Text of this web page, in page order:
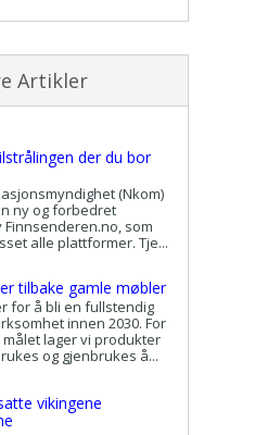
Artikler
der du bor
(Nkom)
ny og forbedret
som
alle plattformer. Tje...
tilbake gamle møbler
for å bli en fullstendig
innen 2030. For
lager vi produkter
og gjenbrukes å...
vikingene